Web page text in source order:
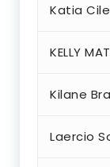
Katia
KELLY
Kilane
Laercio